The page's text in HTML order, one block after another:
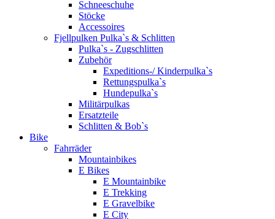
Schneeschuhe
Stöcke
Accessoires
Fjellpulken Pulka`s & Schlitten
Pulka`s - Zugschlitten
Zubehör
Expeditions-/ Kinderpulka`s
Rettungspulka`s
Hundepulka`s
Militärpulkas
Ersatzteile
Schlitten & Bob`s
Bike
Fahrräder
Mountainbikes
E Bikes
E Mountainbike
E Trekking
E Gravelbike
E City